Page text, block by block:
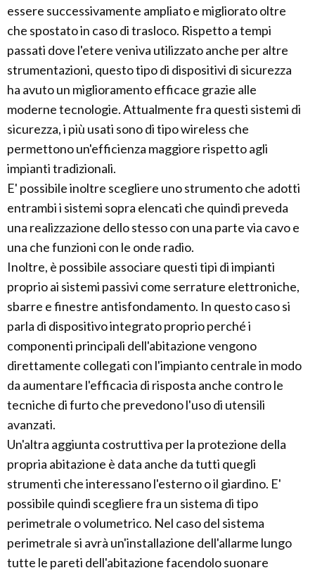
essere successivamente ampliato e migliorato oltre
che spostato in caso di trasloco. Rispetto a tempi
passati dove l'etere veniva utilizzato anche per altre
strumentazioni, questo tipo di dispositivi di sicurezza
ha avuto un miglioramento efficace grazie alle
moderne tecnologie. Attualmente fra questi sistemi di
sicurezza, i più usati sono di tipo wireless che
permettono un'efficienza maggiore rispetto agli
impianti tradizionali.
E' possibile inoltre scegliere uno strumento che adotti
entrambi i sistemi sopra elencati che quindi preveda
una realizzazione dello stesso con una parte via cavo e
una che funzioni con le onde radio.
Inoltre, è possibile associare questi tipi di impianti
proprio ai sistemi passivi come serrature elettroniche,
sbarre e finestre antisfondamento. In questo caso si
parla di dispositivo integrato proprio perché i
componenti principali dell'abitazione vengono
direttamente collegati con l'impianto centrale in modo
da aumentare l'efficacia di risposta anche contro le
tecniche di furto che prevedono l'uso di utensili
avanzati.
Un'altra aggiunta costruttiva per la protezione della
propria abitazione è data anche da tutti quegli
strumenti che interessano l'esterno o il giardino. E'
possibile quindi scegliere fra un sistema di tipo
perimetrale o volumetrico. Nel caso del sistema
perimetrale si avrà un'installazione dell'allarme lungo
tutte le pareti dell'abitazione facendolo suonare